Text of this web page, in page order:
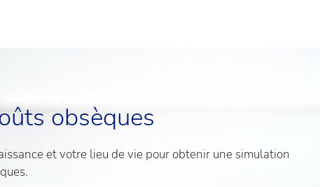
obsèques
et votre lieu de vie pour obtenir une simulation